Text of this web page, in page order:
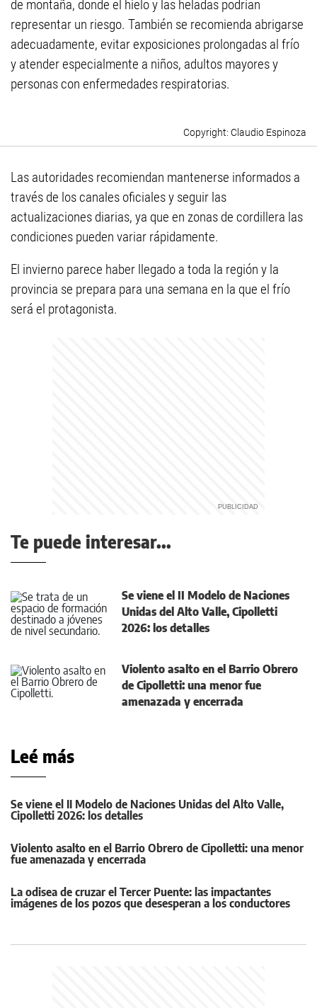
de montaña, donde el hielo y las heladas podrían
representar un riesgo. También se recomienda abrigarse
adecuadamente, evitar exposiciones prolongadas al frío
y atender especialmente a niños, adultos mayores y
personas con enfermedades respiratorias.
Claudio Espinoza
Las autoridades recomiendan mantenerse informados a
través de los canales oficiales y seguir las
actualizaciones diarias, ya que en zonas de cordillera las
condiciones pueden variar rápidamente.
El invierno parece haber llegado a toda la región y la
provincia se prepara para una semana en la que el frío
será el protagonista.
Te puede interesar...
Se viene el II Modelo de Naciones
Unidas del Alto Valle, Cipolletti
2026: los detalles
Violento asalto en el Barrio Obrero
de Cipolletti: una menor fue
amenazada y encerrada
Leé más
Se viene el II Modelo de Naciones Unidas del Alto Valle,
Cipolletti 2026: los detalles
Violento asalto en el Barrio Obrero de Cipolletti: una menor
fue amenazada y encerrada
La odisea de cruzar el Tercer Puente: las impactantes
imágenes de los pozos que desesperan a los conductores